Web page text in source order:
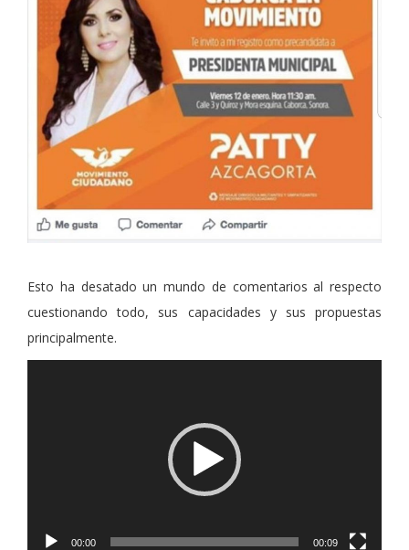
Esto ha desatado un mundo de comentarios al respecto
cuestionando todo, sus capacidades y sus propuestas
principalmente.
00:00 00:09